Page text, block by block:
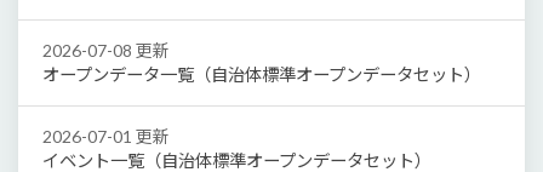
2026-07-08 更新
オープンデータ一覧（自治体標準オープンデータセット）
2026-07-01 更新
イベント一覧（自治体標準オープンデータセット）